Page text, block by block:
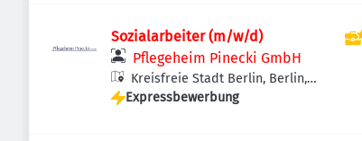
Sozialarbeiter (m/w/d)
Pflegeheim Pinecki GmbH
Kreisfreie Stadt Berlin, Berlin,
Deutschland
Expressbewerbung